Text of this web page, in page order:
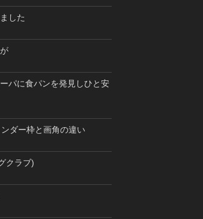
した
パに食パンを発見しひと安
ダー枠と画角の違い
クラブ)